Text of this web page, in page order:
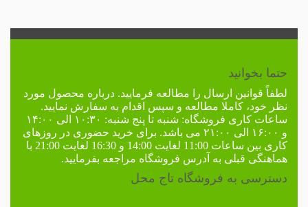
حتما بخوانید
لطفاً قوانین ارسال را مطالعه فرمایید. درباره محصول مورد
نظر خود، کاملا مطالعه و سپس اقدام به سفارش نمایید.
ساعات کاری فروشگاه:
شنبه تا پنج شنبه: ۱۰:۳۰ الی ۱۴:۰۰
و ۱۶:۰۰ الی ۲۱:۰۰ می باشد. برای خرید حضوری در
روزهای
کاری
بین ساعات 11:00 لغایت 14:00 و 16:30 لغایت 21:00 با
هماهنگی قبلی به آدرس فروشگاه مراجعه بفرمایید.
دسترسی به فروشگاه تاج محل